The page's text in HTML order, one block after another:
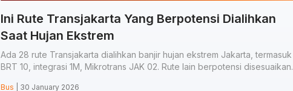
Ini Rute Transjakarta Yang Berpotensi Dialihkan
Saat Hujan Ekstrem
Ada 28 rute Transjakarta dialihkan banjir hujan ekstrem Jakarta, termasuk
BRT 10, integrasi 1M, Mikrotrans JAK 02. Rute lain berpotensi disesuaikan.
Bus | 30 January 2026